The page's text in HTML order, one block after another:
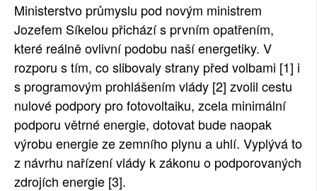
RUBRIKY
PLNÁ VERZE STRÁNEK
Ministerstvo průmyslu pod novým ministrem
Jozefem Síkelou přichází s prvním opatřením,
které reálně ovlivní podobu naší energetiky. V
rozporu s tím, co slibovaly strany před volbami [1] i
s programovým prohlášením vlády [2] zvolil cestu
nulové podpory pro fotovoltaiku, zcela minimální
podporu větrné energie, dotovat bude naopak
výrobu energie ze zemního plynu a uhlí. Vyplývá to
z návrhu nařízení vlády k zákonu o podporovaných
zdrojích energie [3].